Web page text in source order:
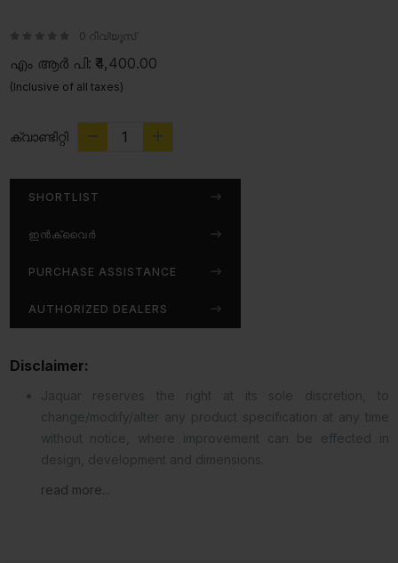
0 റിവ്യൂസ്
എം ആർ പി: ₹4,400.00
(Inclusive of all taxes)
ക്വാണ്ടിറ്റി
SHORTLIST
ഇൻക്വൈർ
PURCHASE ASSISTANCE
AUTHORIZED DEALERS
Disclaimer:
read more...